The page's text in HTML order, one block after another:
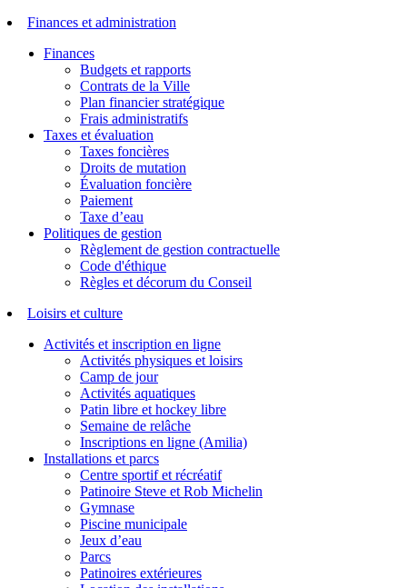
Finances et administration
Finances
Budgets et rapports
Contrats de la Ville
Plan financier stratégique
Frais administratifs
Taxes et évaluation
Taxes foncières
Droits de mutation
Évaluation foncière
Paiement
Taxe d’eau
Politiques de gestion
Règlement de gestion contractuelle
Code d'éthique
Règles et décorum du Conseil
Loisirs et culture
Activités et inscription en ligne
Activités physiques et loisirs
Camp de jour
Activités aquatiques
Patin libre et hockey libre
Semaine de relâche
Inscriptions en ligne (Amilia)
Installations et parcs
Centre sportif et récréatif
Patinoire Steve et Rob Michelin
Gymnase
Piscine municipale
Jeux d’eau
Parcs
Patinoires extérieures